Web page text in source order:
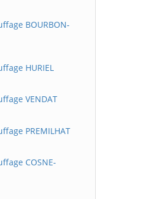
BOURBON-
HURIEL
VENDAT
PREMILHAT
COSNE-